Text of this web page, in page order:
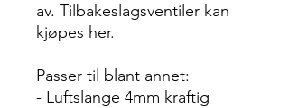
av. Tilbakeslagsventiler kan
kjøpes her.
Passer til blant annet:
- Luftslange 4mm kraftig